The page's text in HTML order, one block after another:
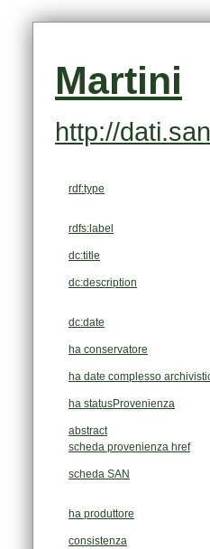
Martini
http://
rdf:type
rdfs:label
dc:title
dc:description
dc:date
ha conservatore
ha date complesso
ha statusProvenienza
abstract
scheda provenienza href
scheda SAN
ha produttore
consistenza